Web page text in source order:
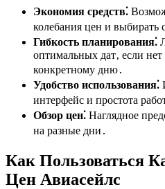
Экономия средств⁚
колебания цен и выбирать
Гибкость планирования⁚
оптимальных дат‚ если
конкретному дню․
Удобство использования⁚
интерфейс и простота
Обзор цен⁚ Наглядное
на разные дни․
Как Пользоваться
Цен Авиасейлс